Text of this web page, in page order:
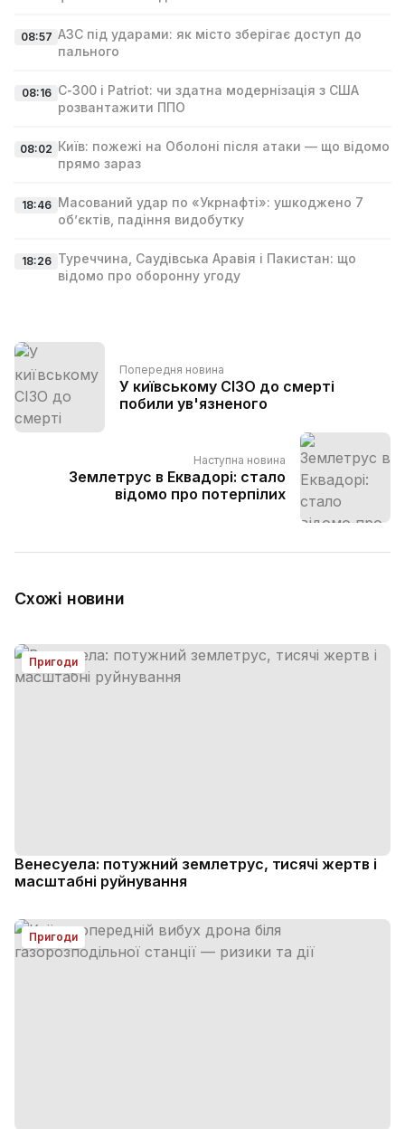
08:57 АЗС під ударами: як місто зберігає доступ до
пального
08:16 С‑300 і Patriot: чи здатна модернізація з США
розвантажити ППО
08:02 Київ: пожежі на Оболоні після атаки — що відомо
прямо зараз
18:46 Масований удар по «Укрнафті»: ушкоджено 7
об’єктів, падіння видобутку
18:26 Туреччина, Саудівська Аравія і Пакистан: що
відомо про оборонну угоду
Попередня новина
У київському СІЗО до смерті
побили ув'язненого
Наступна новина
Землетрус в Еквадорі: стало
відомо про потерпілих
Схожі новини
Пригоди
Венесуела: потужний землетрус, тисячі жертв і
масштабні руйнування
Пригоди